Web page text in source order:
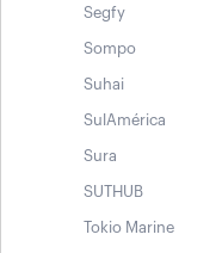
Segfy
Sompo
Suhai
SulAmérica
Sura
SUTHUB
Tokio Marine